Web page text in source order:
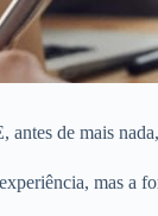
de mais
mas a